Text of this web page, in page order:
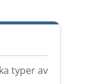
typer av